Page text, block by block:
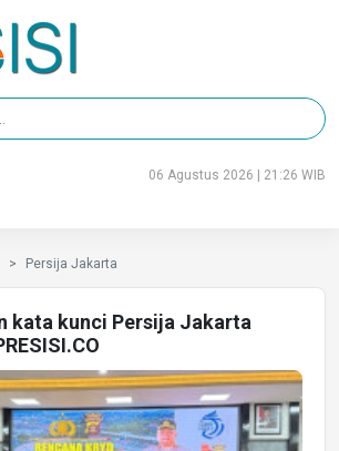
06 Agustus 2026 | 21:26 WIB
Persija Jakarta
kata kunci Persija Jakarta